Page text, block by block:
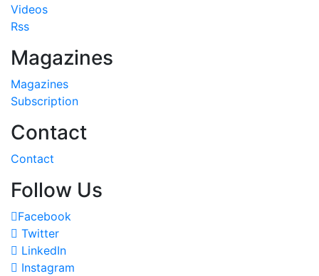
Videos
Rss
Magazines
Magazines
Subscription
Contact
Contact
Follow Us
Facebook
Twitter
LinkedIn
Instagram